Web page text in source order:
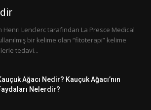
Henri Lenclerc tarafından La Presce Medical
bir kelime olan “fitoterapi” kelime
tedavi...
Ağacı Nedir? Kauçuk Ağacı’nın
Nelerdir?